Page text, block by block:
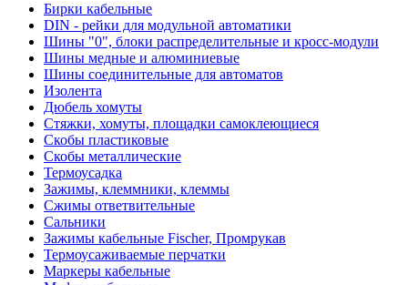
Бирки кабельные
DIN - рейки для модульной автоматики
Шины "0", блоки распределительные и кросс-модули
Шины медные и алюминиевые
Шины соединительные для автоматов
Изолента
Дюбель хомуты
Стяжки, хомуты, площадки самоклеющиеся
Скобы пластиковые
Скобы металлические
Термоусадка
Зажимы, клеммники, клеммы
Сжимы ответвительные
Сальники
Зажимы кабельные Fischer, Промрукав
Термоусаживаемые перчатки
Маркеры кабельные